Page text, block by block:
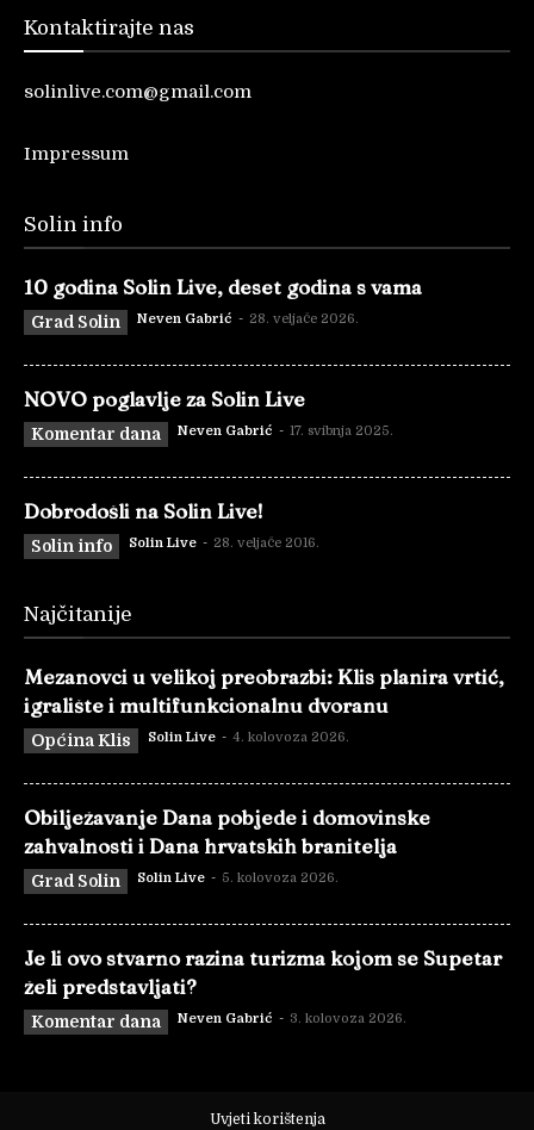
Kontaktirajte nas
solinlive.com@gmail.com
Impressum
Solin info
10 godina Solin Live, deset godina s vama
Grad Solin Neven Gabrić - 28. veljače 2026.
NOVO poglavlje za Solin Live
Komentar dana Neven Gabrić - 17. svibnja 2025.
Dobrodošli na Solin Live!
Solin info Solin Live - 28. veljače 2016.
Najčitanije
Mezanovci u velikoj preobrazbi: Klis planira vrtić,
igralište i multifunkcionalnu dvoranu
Općina Klis Solin Live - 4. kolovoza 2026.
Obilježavanje Dana pobjede i domovinske
zahvalnosti i Dana hrvatskih branitelja
Grad Solin Solin Live - 5. kolovoza 2026.
Je li ovo stvarno razina turizma kojom se Supetar
želi predstavljati?
Komentar dana Neven Gabrić - 3. kolovoza 2026.
Uvjeti korištenja